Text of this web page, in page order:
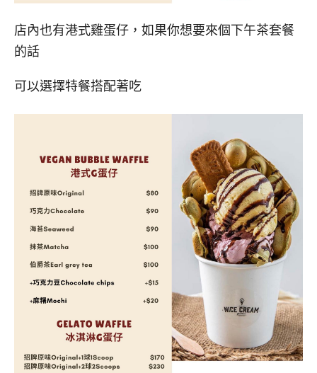
店內也有港式雞蛋仔，如果你想要來個下午茶套餐
的話
可以選擇特餐搭配著吃